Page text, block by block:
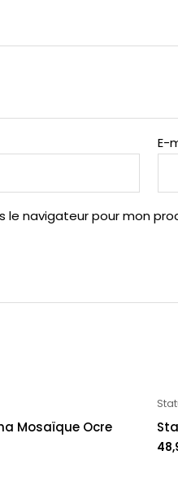
E-
navigateur pour mon
Mosaïque Ocre